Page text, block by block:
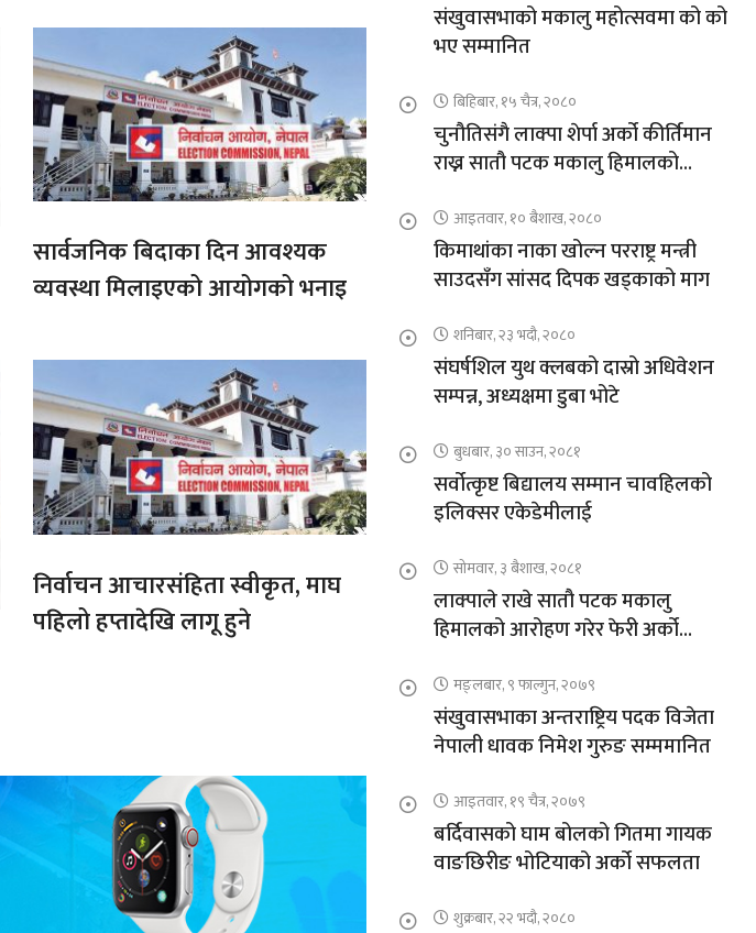
सार्वजनिक बिदाका दिन आवश्यक
व्यवस्था मिलाइएको आयोगको भनाइ
निर्वाचन आचारसंहिता स्वीकृत, माघ
पहिलो हप्तादेखि लागू हुने
संखुवासभाको मकालु महोत्सवमा को को
भए सम्मानित
बिहिबार, १५ चैत्र, २०८०
चुनौतिसंगै लाक्पा शेर्पा अर्को कीर्तिमान
राख्न सातौ पटक मकालु हिमालको
आइतवार, १० बैशाख, २०८०
किमाथांका नाका खोल्न परराष्ट्र मन्त्री
साउदसँग सांसद दिपक खड्काको माग
शनिबार, २३ भदौ, २०८०
संघर्षशिल युथ क्लबको दास्रो अधिवेशन
सम्पन्न, अध्यक्षमा डुबा भोटे
बुधबार, ३० साउन, २०८१
सर्वोत्कृष्ट बिद्यालय सम्मान चावहिलको
इलिक्सर एकेडेमीलाई
सोमवार, ३ बैशाख, २०८१
लाक्पाले राखे सातौ पटक मकालु
हिमालको आरोहण गरेर फेरी अर्को
मङ्लबार, ९ फाल्गुन, २०७९
संखुवासभाका अन्तराष्ट्रिय पदक विजेता
नेपाली धावक निमेश गुरुङ सम्ममानित
आइतवार, १९ चैत्र, २०७९
बर्दिवासको घाम बोलको गितमा गायक
वाङछिरीङ भोटियाको अर्को सफलता
शुक्रबार, २२ भदौ, २०८०